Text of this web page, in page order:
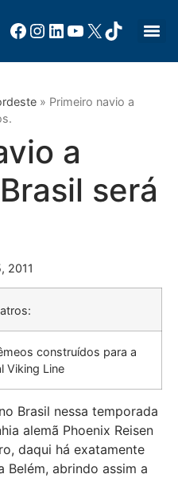
» Primeiro navio a
a
será
2011
construídos para a
Viking Line
Brasil nessa temporada
alemã Phoenix Reisen
daqui há exatamente
Belém, abrindo assim a